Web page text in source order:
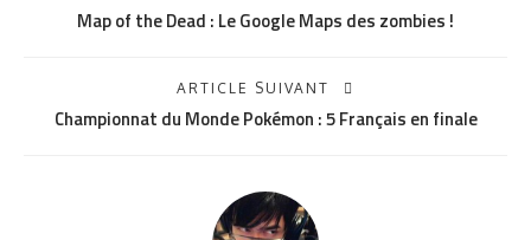
Map of the Dead : Le Google Maps des zombies !
ARTICLE SUIVANT
Championnat du Monde Pokémon : 5 Français en finale